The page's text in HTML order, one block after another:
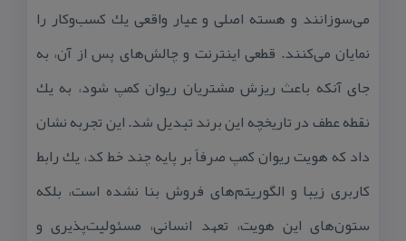
می‌سوزانند و هسته اصلی و عیار واقعی یك كسب‌وكار را
نمایان می‌كنند. قطعی اینترنت و چالش‌های پس از آن، به
جای آنكه باعث ریزش مشتریان ریوان كمپ شود، به یك
نقطه عطف در تاریخچه این برند تبدیل شد. این تجربه نشان
داد كه هویت ریوان كمپ صرفاً بر پایه چند خط كد، یك رابط
كاربری زیبا و الگوریتم‌های فروش بنا نشده است، بلكه
ستون‌های این هویت، تعهد انسانی، مسئولیت‌پذیری و